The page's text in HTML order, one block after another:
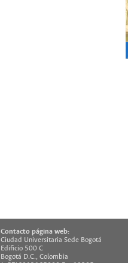
Contacto página web:
Ciudad Universitaria Sede Bogotá
Edificio 500 C
Bogotá D.C., Colombia